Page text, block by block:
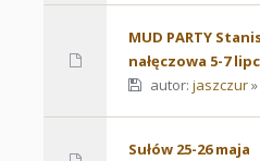
MUD PARTY
nałęczowa 5-7
autor: jaszczur»
Sułów 25-26 maja